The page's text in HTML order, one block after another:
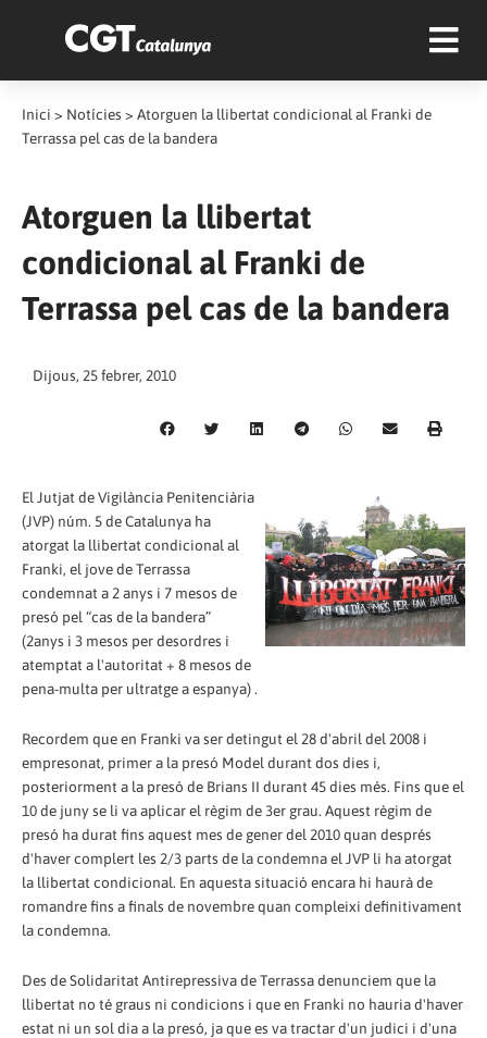
Inici > Notícies > Atorguen la llibertat condicional al Franki de
Terrassa pel cas de la bandera
Atorguen la llibertat
condicional al Franki de
Terrassa pel cas de la bandera
Dijous, 25 febrer, 2010
El Jutjat de Vigilància Penitenciària
(JVP) núm. 5 de Catalunya ha
atorgat la llibertat condicional al
Franki, el jove de Terrassa
condemnat a 2 anys i 7 mesos de
presó pel “cas de la bandera”
(2anys i 3 mesos per desordres i
atemptat a l'autoritat + 8 mesos de
pena-multa per ultratge a espanya) .
Recordem que en Franki va ser detingut el 28 d'abril del 2008 i
empresonat, primer a la presó Model durant dos dies i,
posteriorment a la presó de Brians II durant 45 dies més. Fins que el
10 de juny se li va aplicar el règim de 3er grau. Aquest règim de
presó ha durat fins aquest mes de gener del 2010 quan després
d'haver complert les 2/3 parts de la condemna el JVP li ha atorgat
la llibertat condicional. En aquesta situació encara hi haurà de
romandre fins a finals de novembre quan compleixi definitivament
la condemna.
Des de Solidaritat Antirepressiva de Terrassa denunciem que la
llibertat no té graus ni condicions i que en Franki no hauria d'haver
estat ni un sol dia a la presó, ja que es va tractar d'un judici i d'una